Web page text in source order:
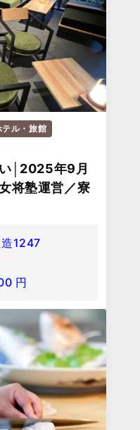
テル・旅館
│2025年9月
将塾運営／寮
1247
円